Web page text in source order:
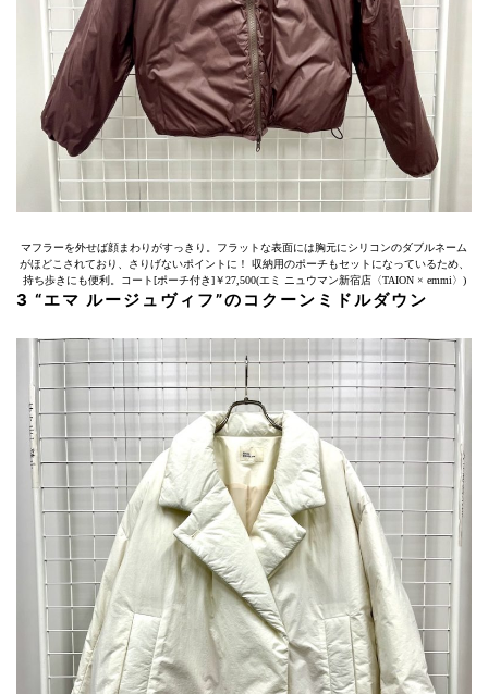
マフラーを外せば顔まわりがすっきり。フラットな表面には胸元にシリコンのダブルネーム
がほどこされており、さりげないポイントに！ 収納用のポーチもセットになっているため、
持ち歩きにも便利。コート[ポーチ付き]￥27,500(エミ ニュウマン新宿店〈TAION × emmi〉)
3 “エマ ルージュヴィフ”のコクーンミドルダウン